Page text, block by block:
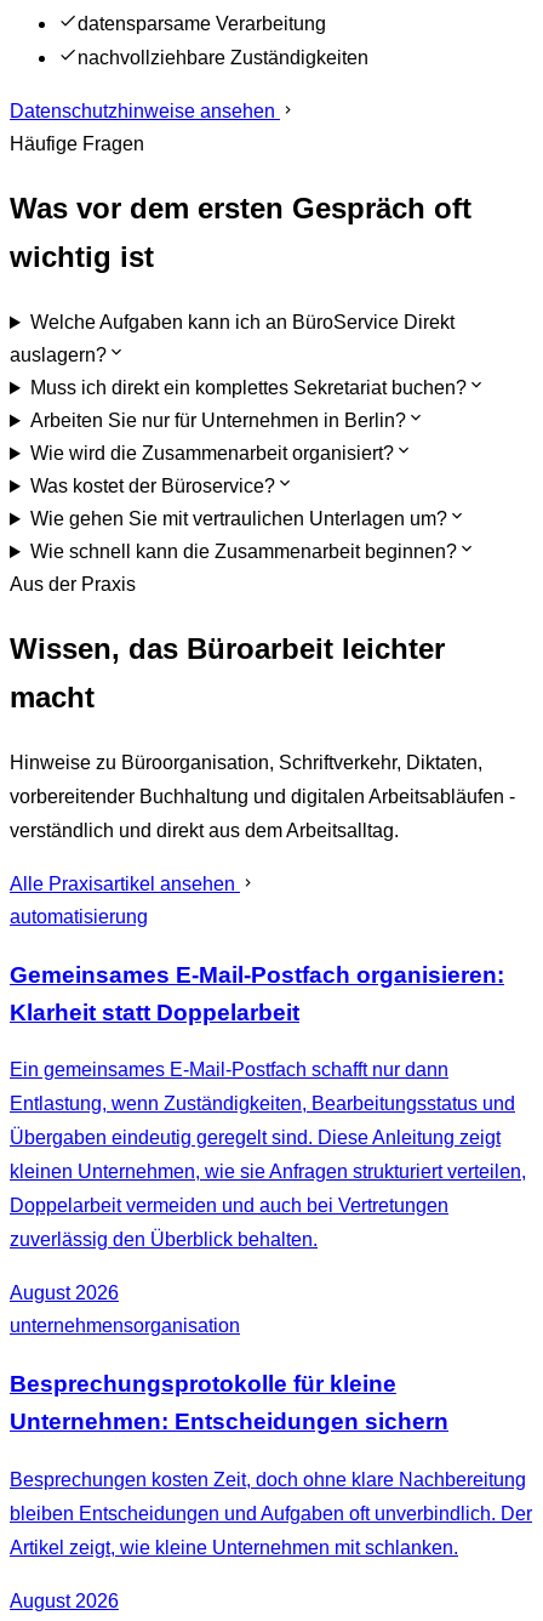
datensparsame Verarbeitung
nachvollziehbare Zuständigkeiten
Datenschutzhinweise ansehen
Häufige Fragen
Was vor dem ersten Gespräch oft
wichtig ist
Welche Aufgaben kann ich an BüroService Direkt
auslagern?
Muss ich direkt ein komplettes Sekretariat buchen?
Arbeiten Sie nur für Unternehmen in Berlin?
Wie wird die Zusammenarbeit organisiert?
Was kostet der Büroservice?
Wie gehen Sie mit vertraulichen Unterlagen um?
Wie schnell kann die Zusammenarbeit beginnen?
Aus der Praxis
Wissen, das Büroarbeit leichter
macht
Hinweise zu Büroorganisation, Schriftverkehr, Diktaten,
vorbereitender Buchhaltung und digitalen Arbeitsabläufen -
verständlich und direkt aus dem Arbeitsalltag.
Alle Praxisartikel ansehen
automatisierung
Gemeinsames E-Mail-Postfach organisieren:
Klarheit statt Doppelarbeit
Ein gemeinsames E-Mail-Postfach schafft nur dann
Entlastung, wenn Zuständigkeiten, Bearbeitungsstatus und
Übergaben eindeutig geregelt sind. Diese Anleitung zeigt
kleinen Unternehmen, wie sie Anfragen strukturiert verteilen,
Doppelarbeit vermeiden und auch bei Vertretungen
zuverlässig den Überblick behalten.
August 2026
unternehmensorganisation
Besprechungsprotokolle für kleine
Unternehmen: Entscheidungen sichern
Besprechungen kosten Zeit, doch ohne klare Nachbereitung
bleiben Entscheidungen und Aufgaben oft unverbindlich. Der
Artikel zeigt, wie kleine Unternehmen mit schlanken.
August 2026